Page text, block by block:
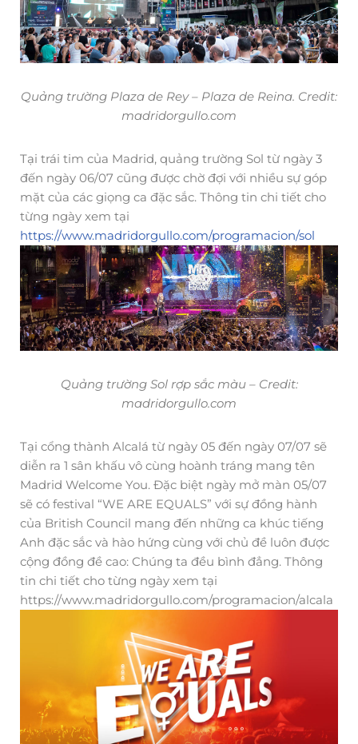
Quảng trường Plaza de Rey – Plaza de Reina. Credit:
madridorgullo.com
Tại trái tim của Madrid, quảng trường Sol từ ngày 3
đến ngày 06/07 cũng được chờ đợi với nhiều sự góp
mặt của các giọng ca đặc sắc. Thông tin chi tiết cho
từng ngày xem tại
https://www.madridorgullo.com/programacion/sol
Quảng trường Sol rợp sắc màu – Credit:
madridorgullo.com
Tại cổng thành Alcalá từ ngày 05 đến ngày 07/07 sẽ
diễn ra 1 sân khấu vô cùng hoành tráng mang tên
Madrid Welcome You. Đặc biệt ngày mở màn 05/07
sẽ có festival “WE ARE EQUALS” với sự đồng hành
của British Council mang đến những ca khúc tiếng
Anh đặc sắc và hào hứng cùng với chủ đề luôn được
cộng đồng đề cao: Chúng ta đều bình đẳng. Thông
tin chi tiết cho từng ngày xem tại
https://www.madridorgullo.com/programacion/alcala